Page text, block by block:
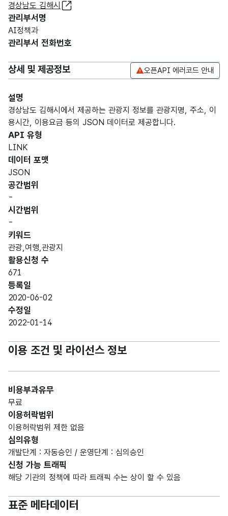
경상남도 김해시
관리부서명
AI정책과
관리부서 전화번호
상세 및 제공정보 오픈API 에러코드 안내
설명
경상남도 김해시에서 제공하는 관광지 정보를 관광지명, 주소, 이
용시간, 이용요금 등의 JSON 데이터로 제공합니다.
API 유형
LINK
데이터 포맷
JSON
공간범위
-
시간범위
-
키워드
관광,여행,관광지
활용신청 수
671
등록일
2020-06-02
수정일
2022-01-14
이용 조건 및 라이선스 정보
비용부과유무
무료
이용허락범위
이용허락범위 제한 없음
심의유형
개발단계 : 자동승인 / 운영단계 : 심의승인
신청 가능 트래픽
해당 기관의 정책에 따라 트래픽 수는 상이 할 수 있음
표준 메타데이터